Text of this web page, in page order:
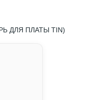
ДЛЯ ПЛАТЫ TIN)